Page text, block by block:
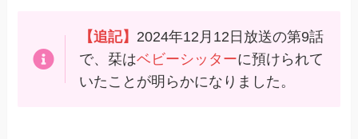
【追記】 2024年12月12日放送の第9話
で、栞はベビーシッターに預けられて
いたことが明らかになりました。